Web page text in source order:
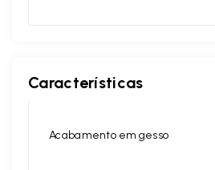
Características
Acabamento em gesso